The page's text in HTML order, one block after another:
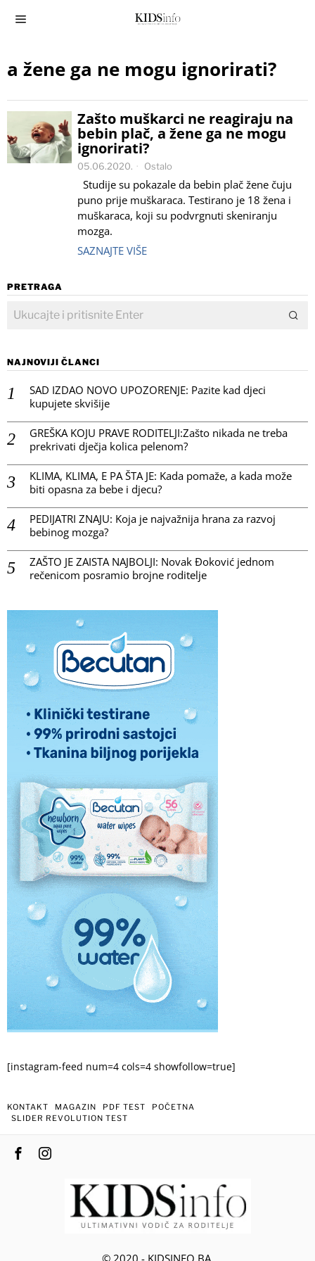
a žene ga ne mogu ignorirati?
Zašto muškarci ne reagiraju na
bebin plač, a žene ga ne mogu
ignorirati?
05.06.2020. Ostalo
Studije su pokazale da bebin plač žene čuju
puno prije muškaraca. Testirano je 18 žena i
muškaraca, koji su podvrgnuti skeniranju
mozga.
SAZNAJTE VIŠE
PRETRAGA
NAJNOVIJI ČLANCI
SAD IZDAO NOVO UPOZORENJE: Pazite kad djeci
kupujete skvišije
GREŠKA KOJU PRAVE RODITELJI:Zašto nikada ne treba
prekrivati dječja kolica pelenom?
KLIMA, KLIMA, E PA ŠTA JE: Kada pomaže, a kada može
biti opasna za bebe i djecu?
PEDIJATRI ZNAJU: Koja je najvažnija hrana za razvoj
bebinog mozga?
ZAŠTO JE ZAISTA NAJBOLJI: Novak Đoković jednom
rečenicom posramio brojne roditelje
[instagram-feed num=4 cols=4 showfollow=true]
KONTAKT MAGAZIN PDF TEST
POČETNA
SLIDER REVOLUTION TEST
© 2020 - KIDSINFO.BA.